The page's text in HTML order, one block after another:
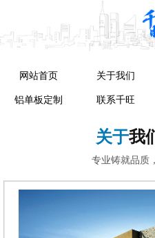
网站首页 关于我们
铝单板定制 联系千旺
关于我
专业铸就品质